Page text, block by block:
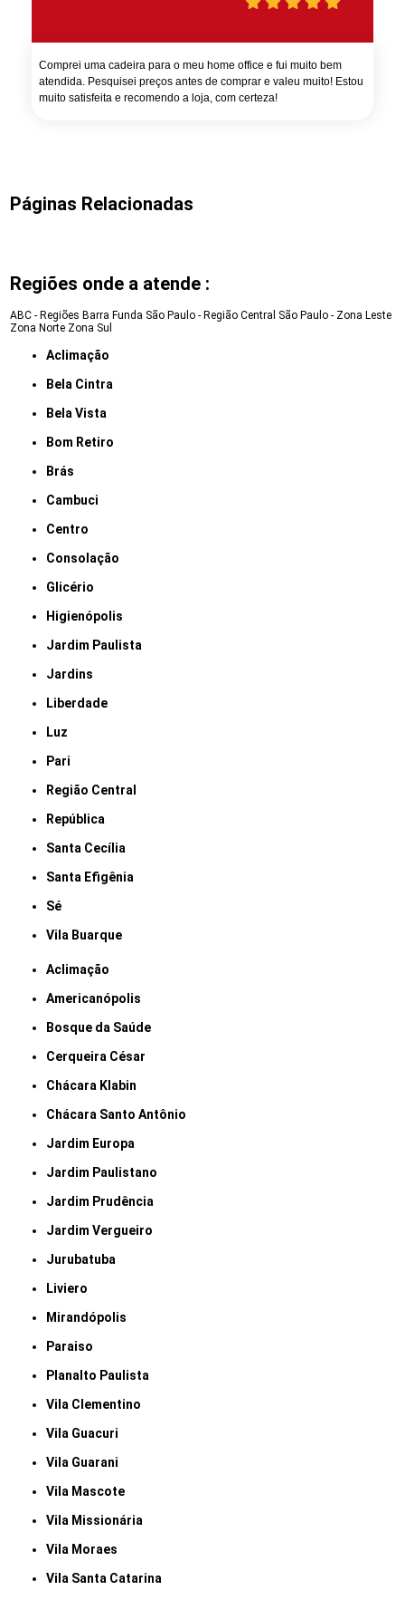
Comprei uma cadeira para o meu home office e fui muito bem
atendida. Pesquisei preços antes de comprar e valeu muito! Estou
muito satisfeita e recomendo a loja, com certeza!
Páginas Relacionadas
Regiões onde a atende :
ABC - Regiões Barra Funda São Paulo - Região Central São Paulo - Zona Leste
Zona Norte Zona Sul
Aclimação
Bela Cintra
Bela Vista
Bom Retiro
Brás
Cambuci
Centro
Consolação
Glicério
Higienópolis
Jardim Paulista
Jardins
Liberdade
Luz
Pari
Região Central
República
Santa Cecília
Santa Efigênia
Sé
Vila Buarque
Aclimação
Americanópolis
Bosque da Saúde
Cerqueira César
Chácara Klabin
Chácara Santo Antônio
Jardim Europa
Jardim Paulistano
Jardim Prudência
Jardim Vergueiro
Jurubatuba
Liviero
Mirandópolis
Paraiso
Planalto Paulista
Vila Clementino
Vila Guacuri
Vila Guarani
Vila Mascote
Vila Missionária
Vila Moraes
Vila Santa Catarina